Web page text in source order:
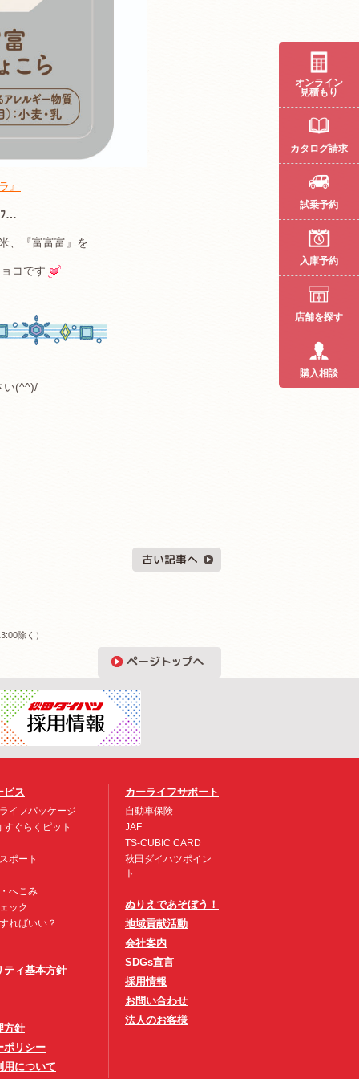
』
…
、『富富富』を
コです
い(^^)/
除く）
ビス
イフパッケージ
すぐらくピット
ポート
へこみ
ック
ればいい？
ティ基本方針
方針
ポリシー
用について
カーライフサポート
自動車保険
JAF
TS-CUBIC CARD
秋田ダイハツポイン
ト
ぬりえであそぼう！
地域貢献活動
会社案内
SDGs宣言
採用情報
お問い合わせ
法人のお客様
オンライン
見積もり
カタログ請求
試乗予約
入庫予約
店舗を探す
購入相談